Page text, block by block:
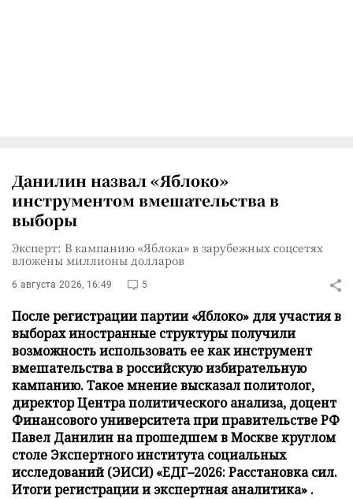
Данилин назвал «Яблоко»
инструментом вмешательства в
выборы
Эксперт: В кампанию «Яблока» в зарубежных соцсетях
вложены миллионы долларов
6 августа 2026, 16:49 5
После регистрации партии «Яблоко» для участия в
выборах иностранные структуры получили
возможность использовать ее как инструмент
вмешательства в российскую избирательную
кампанию. Такое мнение высказал политолог,
директор Центра политического анализа, доцент
Финансового университета при правительстве РФ
Павел Данилин на прошедшем в Москве круглом
столе Экспертного института социальных
исследований (ЭИСИ) «ЕДГ–2026: Расстановка сил.
Итоги регистрации и экспертная аналитика» .